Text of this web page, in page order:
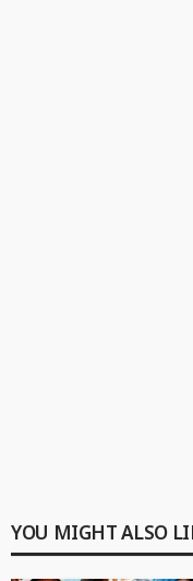
YOU MIGHT ALSO